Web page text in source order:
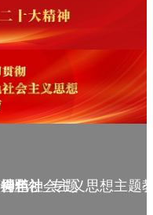
年
精神_专题
理论
色社会主义思想主题